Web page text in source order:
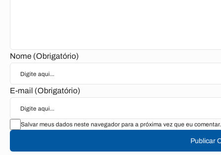
Nome (Obrigatório)
E-mail (Obrigatório)
Salvar meus dados neste navegador para a próxima vez que eu comentar.
Publicar